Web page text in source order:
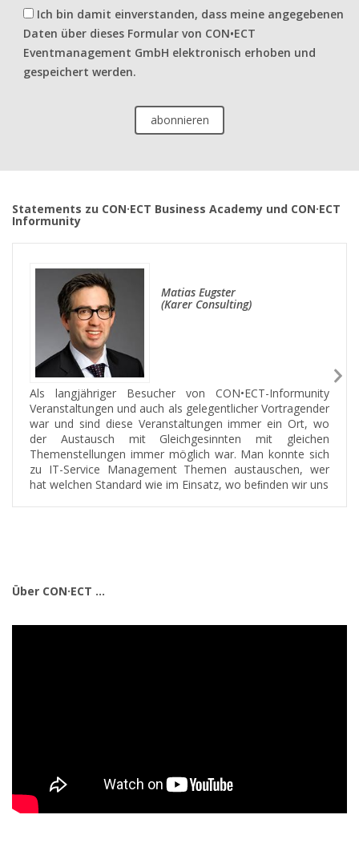
Ich bin damit einverstanden, dass meine angegebenen
Daten über dieses Formular von CON•ECT
Eventmanagement GmbH elektronisch erhoben und
gespeichert werden.
Statements zu CON·ECT Business Academy und CON·ECT
Informunity
Matias Eugster
(Karer Consulting)
Als langjähriger Besucher von CON•ECT-Informunity
Veranstaltungen und auch als gelegentlicher Vortragender
war und sind diese Veranstaltungen immer ein Ort, wo
der Austausch mit Gleichgesinnten mit gleichen
Themenstellungen immer möglich war. Man konnte sich
zu IT-Service Management Themen austauschen, wer
hat welchen Standard wie im Einsatz, wo beﬁnden wir uns
Über CON·ECT ...